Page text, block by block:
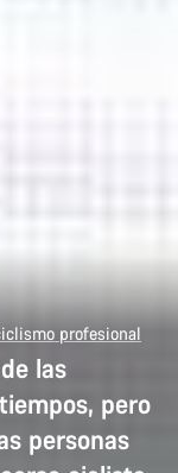
profesional
las
pero
personas